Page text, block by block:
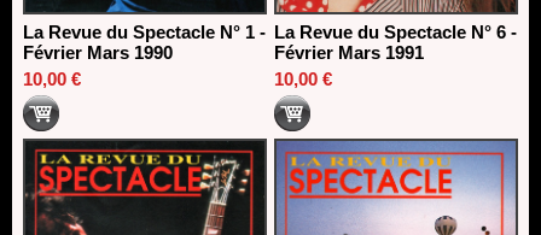
La Revue du Spectacle N° 1 -
Février Mars 1990
10,00 €
La Revue du Spectacle N° 6 -
Février Mars 1991
10,00 €